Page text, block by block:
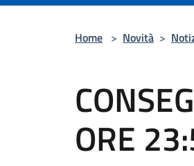
Home > Novità >
ORE